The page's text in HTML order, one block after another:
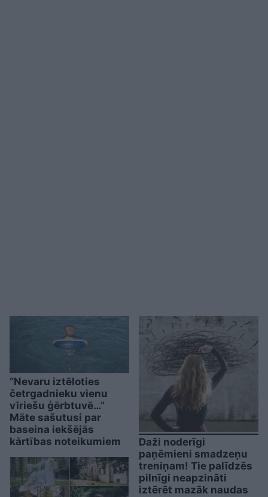
“Nevaru iztēloties
četrgadnieku vienu
vīriešu ģērbtuvē…”
Māte sašutusi par
baseina iekšējās
kārtības noteikumiem
Daži noderīgi
paņēmieni smadzeņu
treniņam! Tie palīdzēs
pilnīgi neapzināti
iztērēt mazāk naudas